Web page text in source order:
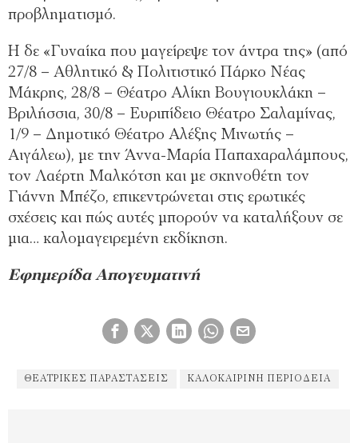
προβληματισμό.
Η δε «Γυναίκα που μαγείρεψε τον άντρα της» (από
27/8 – Αθλητικό & Πολιτιστικό Πάρκο Νέας
Μάκρης, 28/8 – Θέατρο Αλίκη Βουγιουκλάκη –
Βριλήσσια, 30/8 – Ευριπίδειο Θέατρο Σαλαμίνας,
1/9 – Δημοτικό Θέατρο Αλέξης Μινωτής –
Αιγάλεω), με την Άννα-Μαρία Παπαχαραλάμπους,
τον Λαέρτη Μαλκότση και με σκηνοθέτη τον
Γιάννη Μπέζο, επικεντρώνεται στις ερωτικές
σχέσεις και πώς αυτές μπορούν να καταλήξουν σε
μια… καλομαγειρεμένη εκδίκηση.
Εφημερίδα Απογευματινή
ΘΕΑΤΡΙΚΈΣ ΠΑΡΑΣΤΆΣΕΙΣ ΚΑΛΟΚΑΙΡΙΝΉ ΠΕΡΙΟΔΕΊΑ